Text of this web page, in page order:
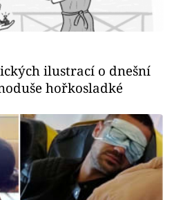
ilustrací o dnešní
hořkosladké